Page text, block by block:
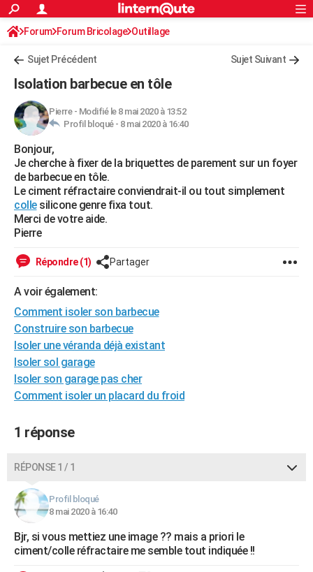
ACTUALITÉS
Politique
Société
Faits Divers
Education
Monde
Villes
+
FINANCE
Retraite
Impôts
Epargne
Immobilier
Risques naturels par ville
Banque
Assurance
Crédit
AUTO
Essais
Réserver un essai
Citadines
Berlines
SUV
Forum auto
+HIGH-TECH
Mobiles
Meilleur smartphone
Internet
Ordinateurs
Jeux vidéo
Guide high-tech
+BRICOLAGE
Forum
Aménagement intérieur
Extérieur
Cuisine
Salle de bains
Jardinage
Rangement
WEEK-END
Art de vivre
Bien-être
Loisirs
Mode
Modes de vie
Alimentation
Guide de la santé
Maladies
Médicaments
Sommeil
Destinations
City break
Voyage nature
Voyage de noces
Forum
Climat
+PHOTO
GUIDES D'ACHAT
BONS PLANS
Carte de Noël
Carte Bonne année
Carte Saint-Valentin
Carte Pâques
Carte d'anniversaire
DICTIONNAIRE
Dictionnaire
Biographies
Citations
Expressions
Proverbes
PROGRAMME TV
COPAINS D'AVANT
S'inscrire
Se connecter
Lycées
Collèges
Primaires
Universités
Entreprises
Service militaire
Avis de recherche
FORUM
S'inscrire
Connexion
Forum Forum Bricolage Outillage
Sujet Précédent Sujet Suivant
Isolation barbecue en tôle
Pierre- Modifié le 8 mai 2020 à 13:52
Profil bloqué - 8 mai 2020 à 16:40
Bonjour,
Je cherche à fixer de la briquettes de parement sur un foyer
de barbecue en tôle.
Le ciment réfractaire conviendrait-il ou tout simplement
collesilicone genre fixa tout.
Merci de votre aide.
Pierre
Répondre (1) Partager
A voir également:
Comment isoler son barbecue
Construire son barbecue
Isoler une véranda déjà existant
Isoler sol garage
Isoler son garage pas cher
Comment isoler un placard du froid
1 réponse
RÉPONSE 1 / 1
Profil bloqué
8 mai 2020 à 16:40
Bjr, si vous mettiez une image ?? mais a priori le
ciment/colle réfractaire me semble tout indiquée !!